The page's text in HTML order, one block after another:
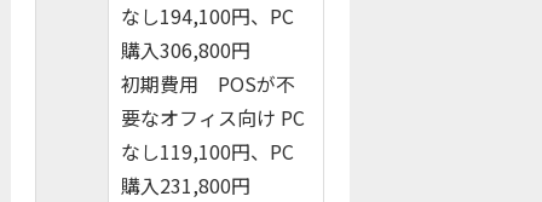
なし194,100円、PC
購入306,800円
初期費用 POSが不
要なオフィス向け PC
なし119,100円、PC
購入231,800円